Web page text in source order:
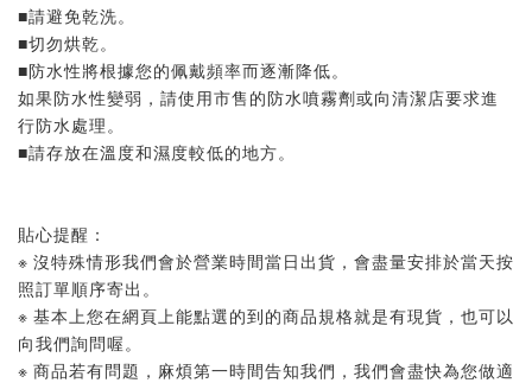
■請避免乾洗。
■切勿烘乾。
■防水性將根據您的佩戴頻率而逐漸降低。
如果防水性變弱，請使用市售的防水噴霧劑或向清潔店要求進
行防水處理。
■請存放在溫度和濕度較低的地方。
貼心提醒：
※ 沒特殊情形我們會於營業時間當日出貨，會盡量安排於當天按
照訂單順序寄出。
※ 基本上您在網頁上能點選的到的商品規格就是有現貨，也可以
向我們詢問喔。
※ 商品若有問題，麻煩第一時間告知我們，我們會盡快為您做適